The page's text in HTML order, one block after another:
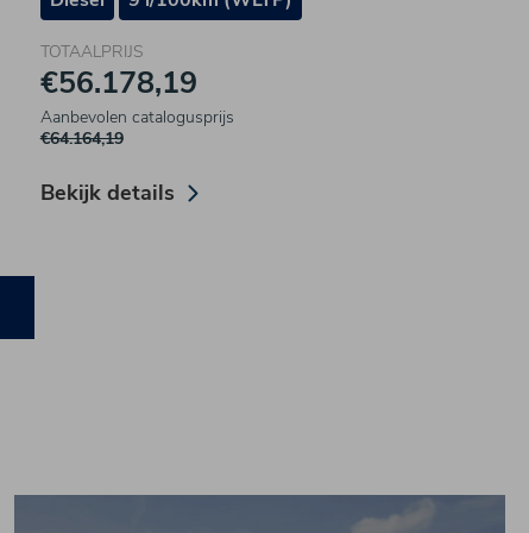
TOTAALPRIJS
€56.178,19
Aanbevolen catalogusprijs
€64.164,19
Bekijk details